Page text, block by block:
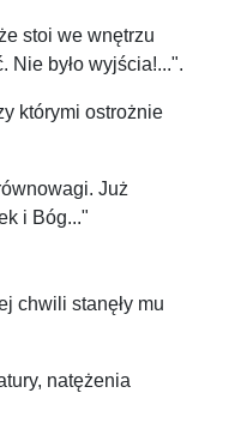
stoi we wnętrzu
Nie było wyjścia!...".
którymi ostrożnie
Już
i Bóg..."
chwili stanęły mu
natężenia